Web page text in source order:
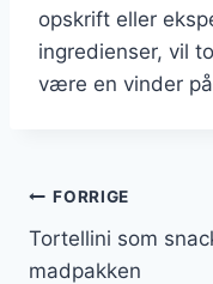
opskrift eller
ingredienser, vil
være en vinder
FORRIGE
Tortellini som
madpakken